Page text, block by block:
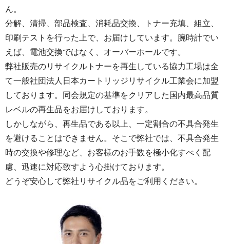
ん。
分解、清掃、部品検査、消耗品交換、トナー充填、組立、
印刷テストを行った上で、お届けしています。腕時計でい
えば、電池交換ではなく、オーバーホールです。
弊社販売のリサイクルトナーを再生している協力工場は全
て一般社団法人日本カートリッジリサイクル工業会に加盟
しております。同会規定の基準をクリアした国内最高品質
レベルの再生品をお届けしております。
しかしながら、再生品である以上、一定割合の不具合発生
を避けることはできません。そこで弊社では、不具合発生
時の交換や修理など、お客様のお手数を極小化すべく配
慮、迅速に対応致すよう心掛けております。
どうぞ安心して弊社リサイクル品をご利用ください。